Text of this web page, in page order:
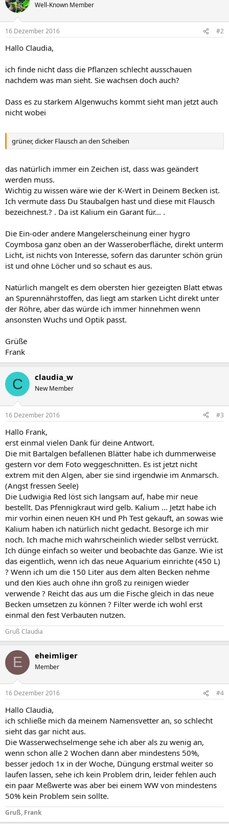
Well-Known Member
16 Dezember 2016 #2
Hallo Claudia,
ich finde nicht dass die Pflanzen schlecht ausschauen
nachdem was man sieht. Sie wachsen doch auch?
Dass es zu starkem Algenwuchs kommt sieht man jetzt auch
nicht wobei
grüner, dicker Flausch an den Scheiben
das natürlich immer ein Zeichen ist, dass was geändert
werden muss.
Wichtig zu wissen wäre wie der K-Wert in Deinem Becken ist.
Ich vermute dass Du Staubalgen hast und diese mit Flausch
bezeichnest.? . Da ist Kalium ein Garant für... .
Die Ein-oder andere Mangelerscheinung einer hygro
Coymbosa ganz oben an der Wasseroberfläche, direkt unterm
Licht, ist nichts von Interesse, sofern das darunter schön grün
ist und ohne Löcher und so schaut es aus.
Natürlich mangelt es dem obersten hier gezeigten Blatt etwas
an Spurennährstoffen, das liegt am starken Licht direkt unter
der Röhre, aber das würde ich immer hinnehmen wenn
ansonsten Wuchs und Optik passt.
Grüße
Frank
C claudia_w
New Member
16 Dezember 2016 #3
Hallo Frank,
erst einmal vielen Dank für deine Antwort.
Die mit Bartalgen befallenen Blätter habe ich dummerweise
gestern vor dem Foto weggeschnitten. Es ist jetzt nicht
extrem mit den Algen, aber sie sind irgendwie im Anmarsch.
(Angst fressen Seele)
Die Ludwigia Red löst sich langsam auf, habe mir neue
bestellt. Das Pfennigkraut wird gelb. Kalium ... Jetzt habe ich
mir vorhin einen neuen KH und Ph Test gekauft, an sowas wie
Kalium haben ich natürlich nicht gedacht. Besorge ich mir
noch. Ich mache mich wahrscheinlich wieder selbst verrückt.
Ich dünge einfach so weiter und beobachte das Ganze. Wie ist
das eigentlich, wenn ich das neue Aquarium einrichte (450 L)
? Wenn ich um die 150 Liter aus dem alten Becken nehme
und den Kies auch ohne ihn groß zu reinigen wieder
verwende ? Reicht das aus um die Fische gleich in das neue
Becken umsetzen zu können ? Filter werde ich wohl erst
einmal den fest Verbauten nutzen.
Gruß Claudia
E eheimliger
Member
16 Dezember 2016 #4
Hallo Claudia,
ich schließe mich da meinem Namensvetter an, so schlecht
sieht das gar nicht aus.
Die Wasserwechselmenge sehe ich aber als zu wenig an,
wenn schon alle 2 Wochen dann aber mindestens 50%,
besser jedoch 1x in der Woche, Düngung erstmal weiter so
laufen lassen, sehe ich kein Problem drin, leider fehlen auch
ein paar Meßwerte was aber bei einem WW von mindestens
50% kein Problem sein sollte.
Gruß, Frank